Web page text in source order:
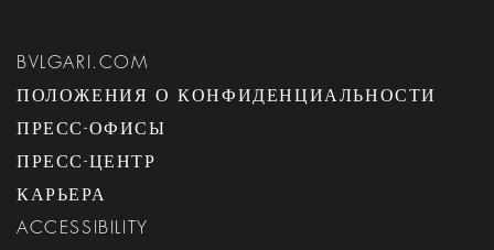
BVLGARI.COM
ПОЛОЖЕНИЯ О КОНФИДЕНЦИАЛЬНОСТИ
ПРЕСС-ОФИСЫ
ПРЕСС-ЦЕНТР
КАРЬЕРА
ACCESSIBILITY